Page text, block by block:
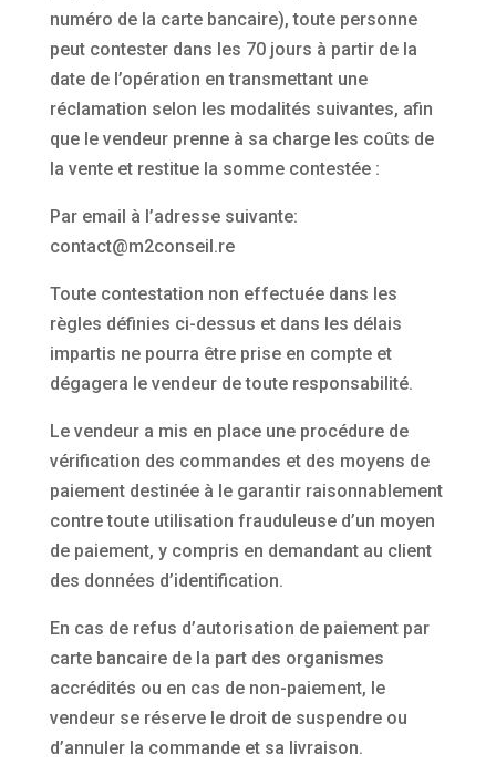
numéro de la carte bancaire), toute personne
peut contester dans les 70 jours à partir de la
date de l’opération en transmettant une
réclamation selon les modalités suivantes, afin
que le vendeur prenne à sa charge les coûts de
la vente et restitue la somme contestée :
Par email à l’adresse suivante:
contact@m2conseil.re
Toute contestation non effectuée dans les
règles définies ci-dessus et dans les délais
impartis ne pourra être prise en compte et
dégagera le vendeur de toute responsabilité.
Le vendeur a mis en place une procédure de
vérification des commandes et des moyens de
paiement destinée à le garantir raisonnablement
contre toute utilisation frauduleuse d’un moyen
de paiement, y compris en demandant au client
des données d’identification.
En cas de refus d’autorisation de paiement par
carte bancaire de la part des organismes
accrédités ou en cas de non-paiement, le
vendeur se réserve le droit de suspendre ou
d’annuler la commande et sa livraison.